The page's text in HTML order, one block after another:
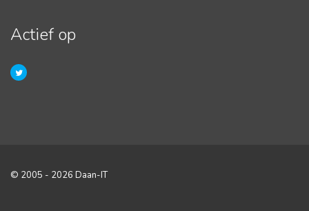
Actief op
© 2005 - 2026 Daan-IT